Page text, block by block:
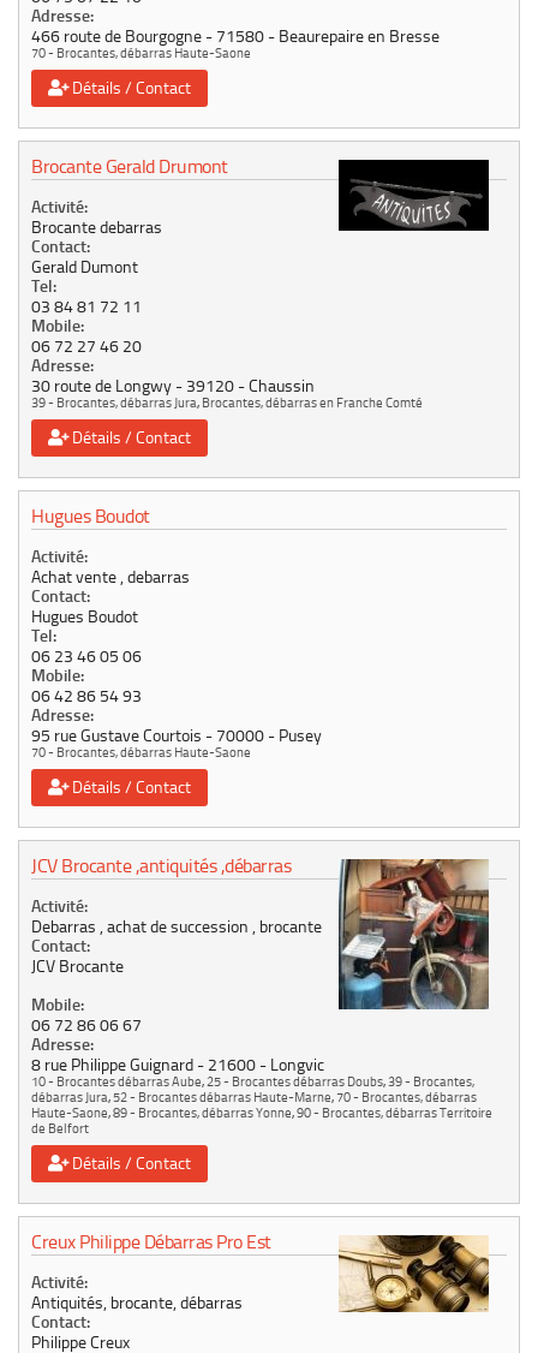
Adresse:
466 route de Bourgogne 71580 Beaurepaire en Bresse
70 - Brocantes, débarras Haute-Saone
Détails / Contact
Brocante Gerald Drumont
Activité:
Brocante debarras
Contact:
Gerald Dumont
Tel:
03 84 81 72 11
Mobile:
06 72 27 46 20
Adresse:
30 route de Longwy 39120 Chaussin
39 - Brocantes, débarras Jura, Brocantes, débarras en Franche Comté
Détails / Contact
Hugues Boudot
Activité:
Achat vente , debarras
Contact:
Hugues Boudot
Tel:
06 23 46 05 06
Mobile:
06 42 86 54 93
Adresse:
95 rue Gustave Courtois 70000 Pusey
70 - Brocantes, débarras Haute-Saone
Détails / Contact
JCV Brocante ,antiquités ,débarras
Activité:
Debarras , achat de succession , brocante
Contact:
JCV Brocante
Mobile:
06 72 86 06 67
Adresse:
8 rue Philippe Guignard 21600 Longvic
10 - Brocantes débarras Aube,25 - Brocantes débarras Doubs,39 - Brocantes,
débarras Jura,52 - Brocantes débarras Haute-Marne,70 - Brocantes, débarras
Haute-Saone,89 - Brocantes, débarras Yonne,90 - Brocantes, débarras Territoire
de Belfort
Détails / Contact
Creux Philippe Débarras Pro Est
Activité:
Antiquités, brocante, débarras
Contact:
Philippe Creux